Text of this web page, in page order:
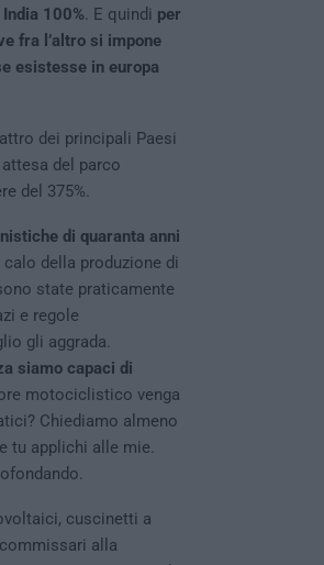
100%. E quindi per
fra l’altro si impone
esistesse in europa
dei principali Paesi
del parco
del 375%.
di quaranta anni
calo della produzione di
state praticamente
e regole
gli aggrada.
siamo capaci di
motociclistico venga
Chiediamo almeno
tu applichi alle mie.
cuscinetti a
alla